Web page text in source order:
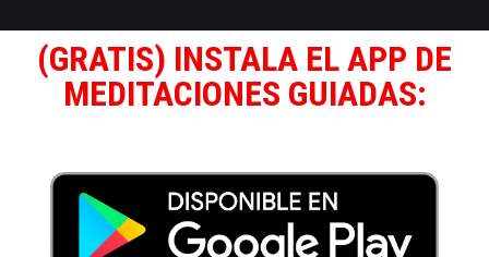
(GRATIS) INSTALA EL APP DE
MEDITACIONES GUIADAS: